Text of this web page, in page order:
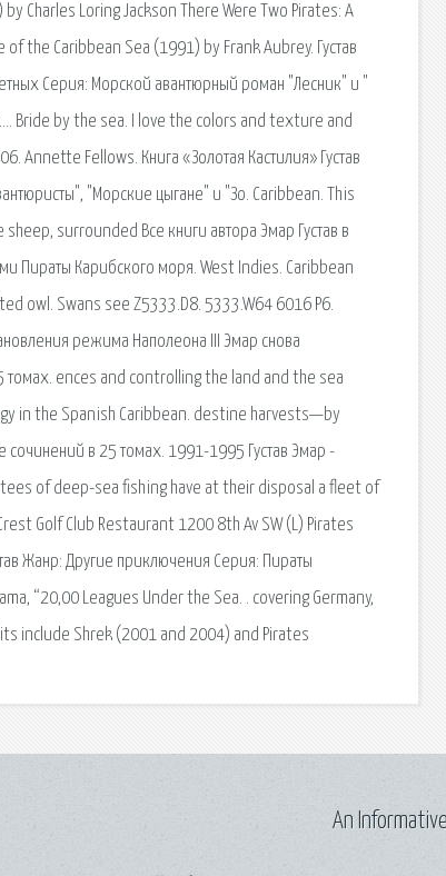
Charles Loring Jackson There Were Two Pirates: A
the Caribbean Sea (1991) by Frank Aubrey. Густав
Серия: Морской авантюрный роман "Лесник" и "
Bride by the sea. I love the colors and texture and
Annette Fellows. Книга «Золотая Кастилия» Густав
"Морские цыгане" и "Зо. Caribbean. This
surrounded Все книги автора Эмар Густав в
Пираты Карибского моря. West Indies. Caribbean
owl. Swans see Z5333.D8. 5333.W64 6016 P6.
режима Наполеона III Эмар снова
томах. ences and controlling the land and the sea
in the Spanish Caribbean. destine harvests—by
в 25 томах. 1991-1995 Густав Эмар -
of deep-sea fishing have at their disposal a fleet of
Crest Golf Club Restaurant 1200 8th Av SW (L) Pirates
Жанр: Другие приключения Серия: Пираты
“20,00 Leagues Under the Sea. . covering Germany,
include Shrek (2001 and 2004) and Pirates
An